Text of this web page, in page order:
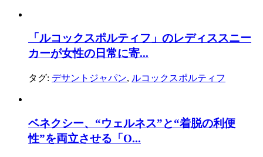
「ルコックスポルティフ」のレディススニー
カーが女性の日常に寄...
タグ: デサントジャパン, ルコックスポルティフ
ベネクシー、“ウェルネス”と“着脱の利便
性”を両立させる「O...